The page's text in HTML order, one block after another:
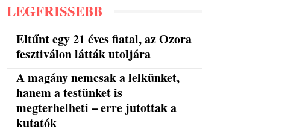
LEGFRISSEBB
Eltűnt egy 21 éves fiatal, az Ozora
fesztiválon látták utoljára
A magány nemcsak a lelkünket,
hanem a testünket is
megterhelheti – erre jutottak a
kutatók